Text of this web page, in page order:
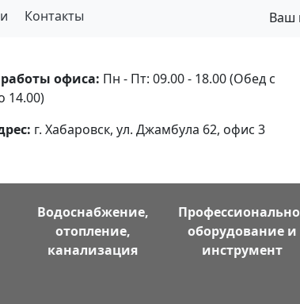
Контакты Ваш
офиса: Пн - Пт: 09.00 - 18.00 (Обед с
14.00)
г. Хабаровск, ул. Джамбула 62, офис 3
Водоснабжение,
отопление,
канализация
оборудование и
инструмент